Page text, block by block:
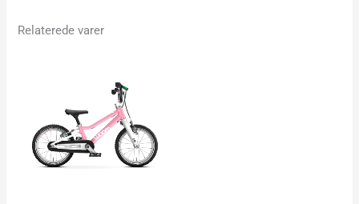
Relaterede varer